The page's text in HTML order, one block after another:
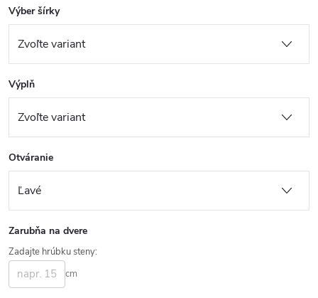
Výber šírky
Výplň
Otváranie
Zarubňa na dvere
Zadajte hrúbku steny:
cm